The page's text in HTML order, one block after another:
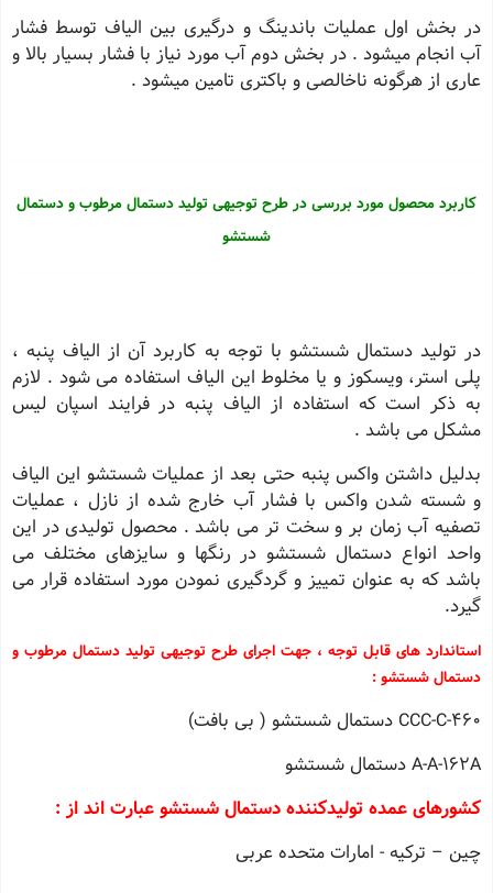
در بخش اول عملیات باندینگ و درگیری بین الیاف توسط فشار
آب انجام میشود . در بخش دوم آب مورد نیاز با فشار بسیار بالا و
عاری از هرگونه ناخالصی و باكتری تامین میشود .
کاربرد محصول مورد بررسی در طرح توجیهی تولید دستمال مرطوب و دستمال
شستشو
در تولید دستمال شستشو با توجه به كاربرد آن از الیاف پنبه ،
پلی استر، ویسكوز و یا مخلوط این الیاف استفاده می شود . لازم
به ذكر است كه استفاده از الیاف پنبه در فرایند اسپان لیس
مشكل می باشد .
بدلیل داشتن واكس پنبه حتی بعد از عملیات شستشو این الیاف
و شسته شدن واكس با فشار آب خارج شده از نازل ، عملیات
تصفیه آب زمان بر و سخت تر می باشد . محصول تولیدی در این
واحد انواع دستمال شستشو در رنگها و سایزهای مختلف می
باشد كه به عنوان تمییز و گردگیری نمودن مورد استفاده قرار می
گیرد.
استاندارد های قابل توجه ، جهت اجرای طرح توجیهی تولید دستمال مرطوب و
دستمال شستشو :
CCC-C-460 دستمال شستشو ( بی بافت)
A-A-162A دستمال شستشو
كشورهای عمده تولیدكننده دستمال شستشو عبارت اند از :
چین – تركیه - امارات متحده عربی